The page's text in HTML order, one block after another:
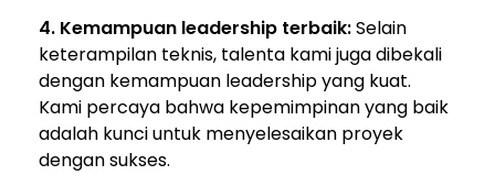
4. Kemampuan leadership terbaik:Selain
keterampilan teknis, talenta kami juga dibekali
dengan kemampuan leadership yang kuat.
Kami percaya bahwa kepemimpinan yang baik
adalah kunci untuk menyelesaikan proyek
dengan sukses.